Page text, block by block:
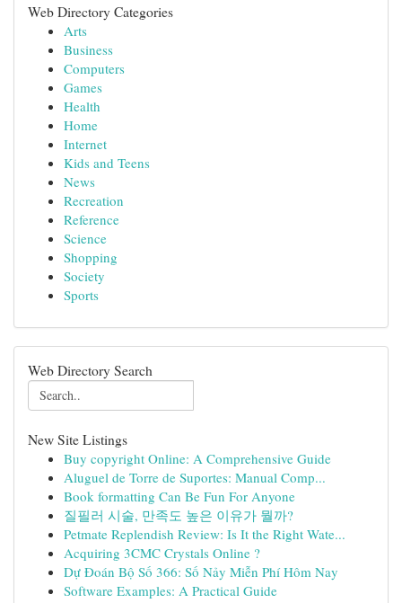
Web Directory Categories
Arts
Business
Computers
Games
Health
Home
Internet
Kids and Teens
News
Recreation
Reference
Science
Shopping
Society
Sports
Web Directory Search
New Site Listings
Buy copyright Online: A Comprehensive Guide
Aluguel de Torre de Suportes: Manual Comp...
Book formatting Can Be Fun For Anyone
질필러 시술, 만족도 높은 이유가 뭘까?
Petmate Replendish Review: Is It the Right Wate...
Acquiring 3CMC Crystals Online ?
Dự Đoán Bộ Số 366: Số Nảy Miễn Phí Hôm Nay
Software Examples: A Practical Guide